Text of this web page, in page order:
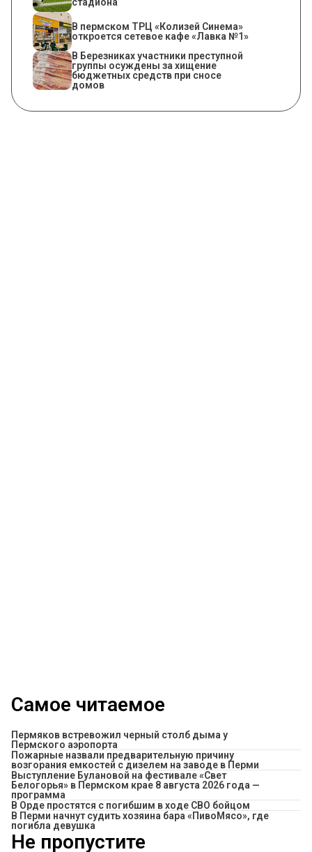
стадиона
​В пермском ТРЦ «Колизей Синема»
откроется сетевое кафе «Лавка №1»
В Березниках участники преступной
группы осуждены за хищение
бюджетных средств при сносе
домов
Самое читаемое
Пермяков встревожил черный столб дыма у
Пермского аэропорта
Пожарные назвали предварительную причину
возгорания емкостей с дизелем на заводе в Перми
Выступление Булановой на фестивале «Свет
Белогорья» в Пермском крае 8 августа 2026 года —
программа
В Орде простятся с погибшим в ходе СВО бойцом
​В Перми начнут судить хозяина бара «ПивоМясо», где
погибла девушка
Не пропустите